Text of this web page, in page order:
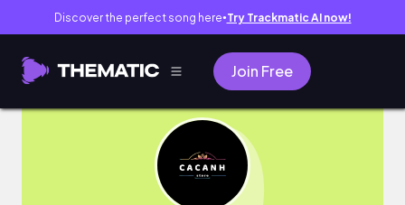
Discover the perfect song here● Try Trackmatic AI now!
Join Free